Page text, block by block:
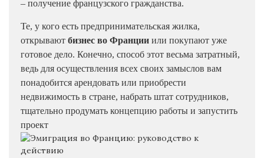
– получение французского гражданства.
Те, у кого есть предпринимательская жилка,
открывают бизнес во Франции или покупают уже
готовое дело. Конечно, способ этот весьма затратный,
ведь для осуществления всех своих замыслов вам
понадобится арендовать или приобрести
недвижимость в стране, набрать штат сотрудников,
тщательно продумать концепцию работы и запустить
проект